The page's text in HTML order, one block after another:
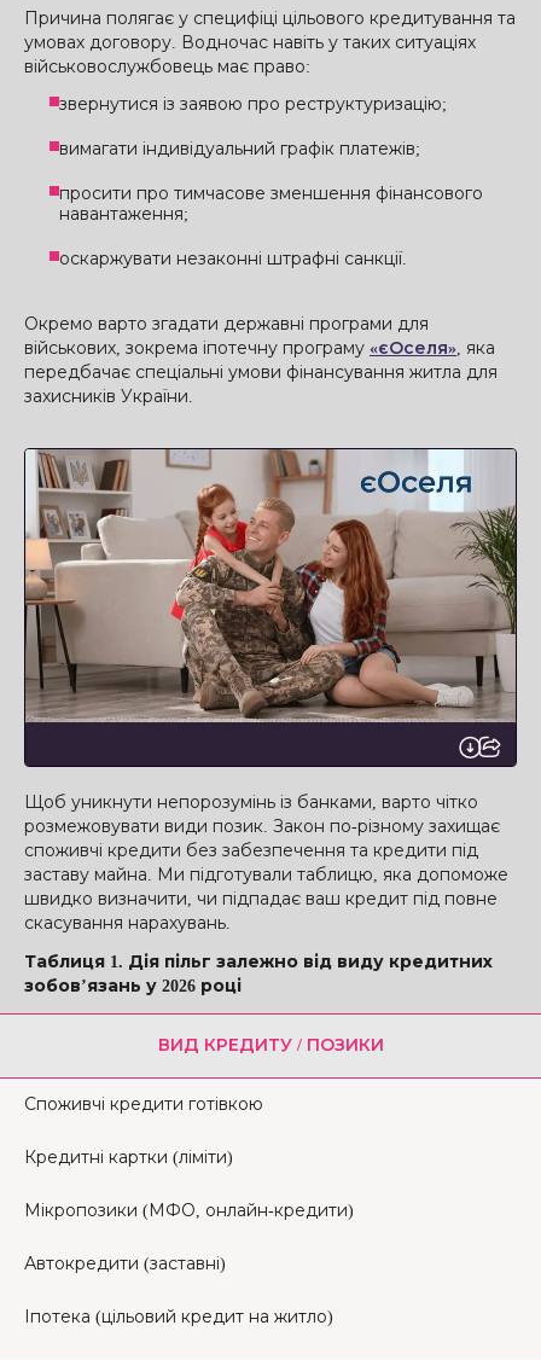
Причина полягає у специфіці цільового кредитування та
умовах договору. Водночас навіть у таких ситуаціях
військовослужбовець має право:
звернутися із заявою про реструктуризацію;
вимагати індивідуальний графік платежів;
просити про тимчасове зменшення фінансового
навантаження;
оскаржувати незаконні штрафні санкції.
Окремо варто згадати державні програми для
військових, зокрема іпотечну програму «єОселя», яка
передбачає спеціальні умови фінансування житла для
захисників України.
Щоб уникнути непорозумінь із банками, варто чітко
розмежовувати види позик. Закон по-різному захищає
споживчі кредити без забезпечення та кредити під
заставу майна. Ми підготували таблицю, яка допоможе
швидко визначити, чи підпадає ваш кредит під повне
скасування нарахувань.
Таблиця 1. Дія пільг залежно від виду кредитних
зобов’язань у 2026 році
ВИД КРЕДИТУ / ПОЗИКИ
Споживчі кредити готівкою
Кредитні картки (ліміти)
Мікропозики (МФО, онлайн-кредити)
Автокредити (заставні)
Іпотека (цільовий кредит на житло)